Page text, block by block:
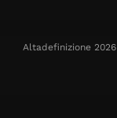
Altadefinizione